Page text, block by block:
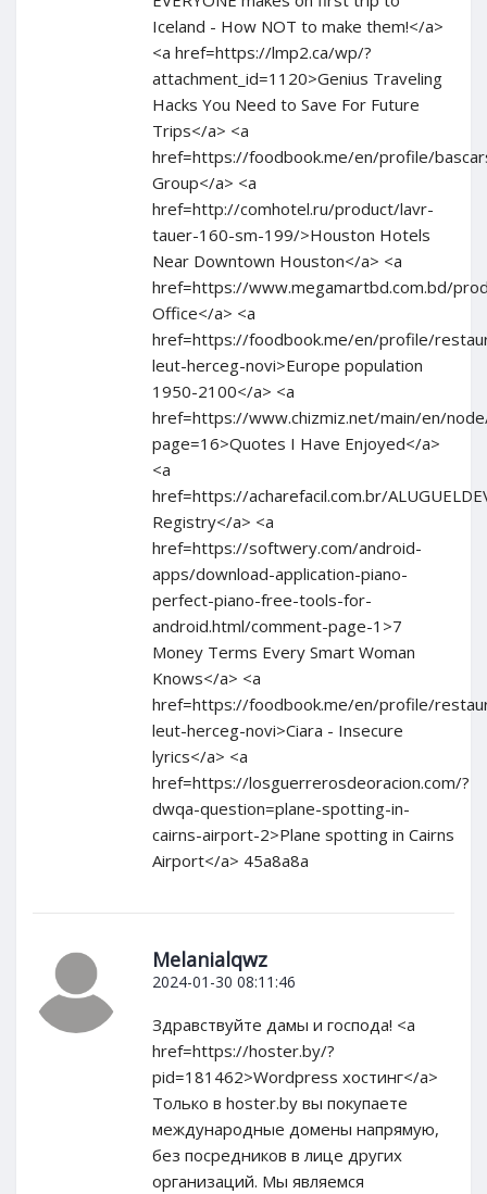
Iceland - How NOT to make them!</a>
<a href=https://lmp2.ca/wp/?
attachment_id=1120>Genius Traveling
Hacks You Need to Save For Future
Trips</a> <a
href=https://foodbook.me/en/profile/
Group</a> <a
href=http://comhotel.ru/product/lavr-
tauer-160-sm-199/>Houston Hotels
Near Downtown Houston</a> <a
href=https://www.megamartbd.com.bd/
Office</a> <a
href=https://foodbook.me/en/profile/
leut-herceg-novi>Europe population
1950-2100</a> <a
href=https://www.chizmiz.net/main/en/
page=16>Quotes I Have Enjoyed</a>
<a
href=https://acharefacil.com.br/
Registry</a> <a
href=https://softwery.com/android-
apps/download-application-piano-
perfect-piano-free-tools-for-
android.html/comment-page-1>7
Money Terms Every Smart Woman
Knows</a> <a
href=https://foodbook.me/en/profile/
leut-herceg-novi>Ciara - Insecure
lyrics</a> <a
href=https://losguerrerosdeoracion.com/?
dwqa-question=plane-spotting-in-
cairns-airport-2>Plane spotting in Cairns
Airport</a> 45a8a8a
Melanialqwz
2024-01-30 08:11:46
Здравствуйте дамы и господа! <a
href=https://hoster.by/?
pid=181462>Wordpress хостинг</a>
Только в hoster.by вы покупаете
международные домены напрямую,
без посредников в лице других
организаций. Мы являемся